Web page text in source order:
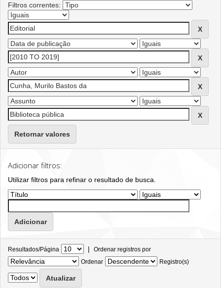
Filtros correntes:
Retornar valores
Adicionar filtros:
Utilizar filtros para refinar o resultado de busca.
Resultados/Página | Ordenar registros por
Ordenar
Registro(s)